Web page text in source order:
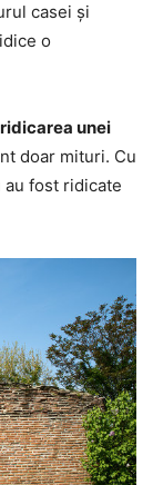
casei şi
o
unei
doar mituri. Cu
fost ridicate